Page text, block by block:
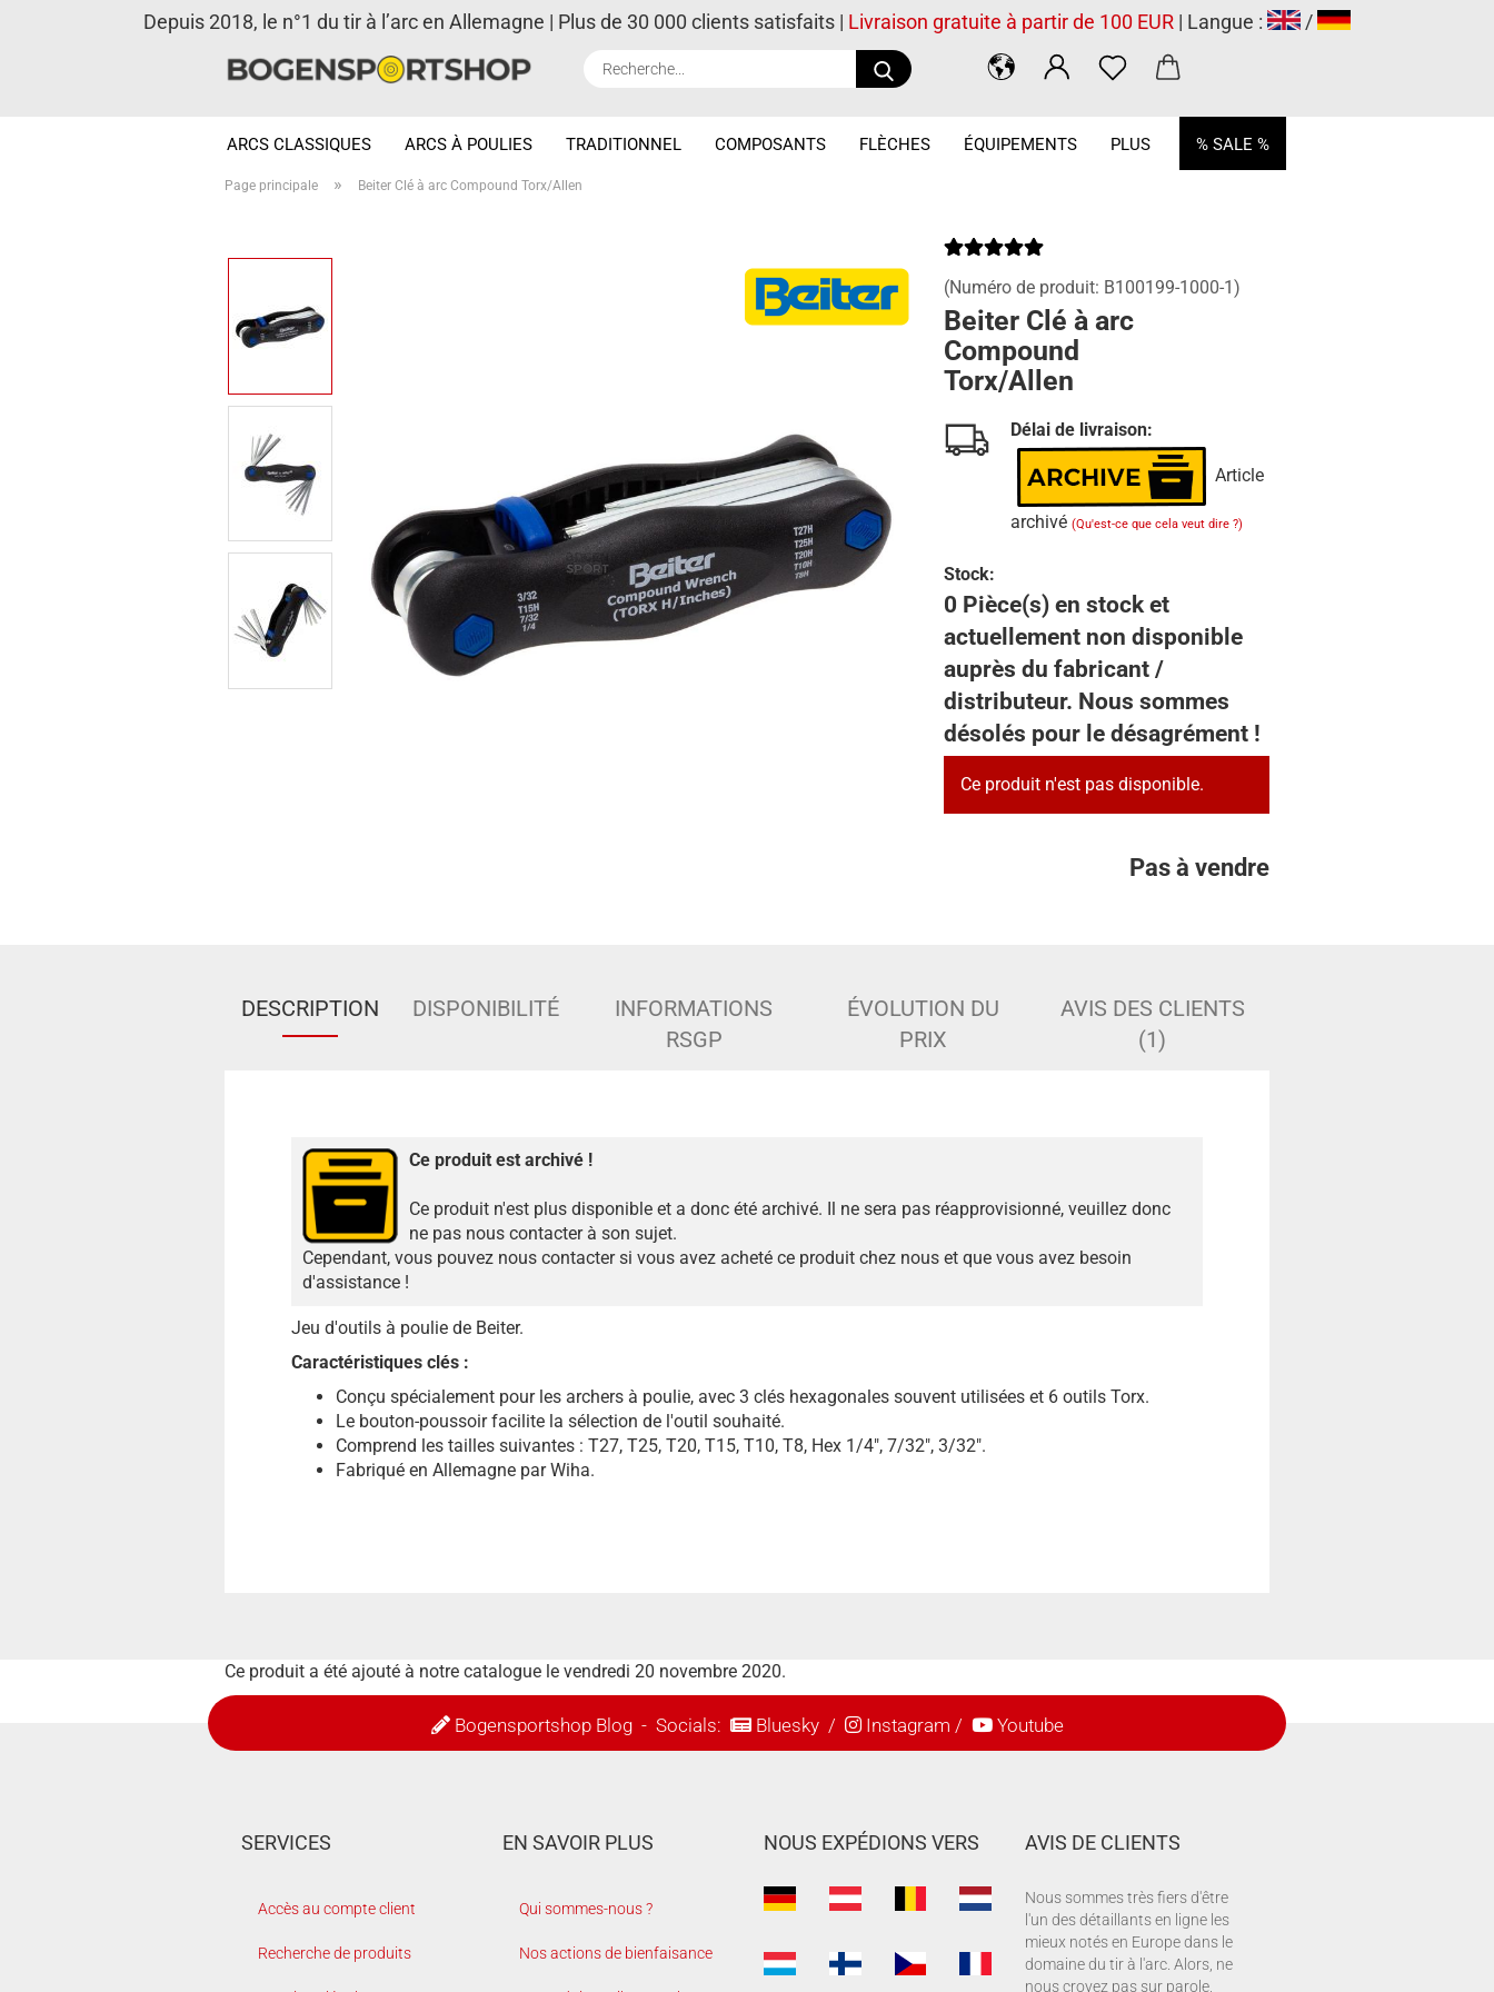
Recherche...
Depuis 2018, le n°1 du tir à l’arc en Allemagne | Plus de 30 000 clients satisfaits | Livraison gratuite à partir de 100 EUR | Langue : /
ARCS CLASSIQUES ARCS À POULIES TRADITIONNEL COMPOSANTS FLÈCHES ÉQUIPEMENTS % SALE %
PLUS
Page principale » Beiter Clé à arc Compound Torx/Allen
(Numéro de produit: B100199-1000-1)
Beiter Clé à arc
Compound
Torx/Allen
Délai de livraison:
Article
archivé (Qu'est-ce que cela veut dire ?)
Stock:
0 Pièce(s) en stock et
actuellement non disponible
auprès du fabricant /
distributeur. Nous sommes
désolés pour le désagrément !
Ce produit n'est pas disponible.
Pas à vendre
DESCRIPTION DISPONIBILITÉ
INFORMATIONS
RSGP
ÉVOLUTION DU
PRIX
AVIS DES CLIENTS
(1)
Ce produit est archivé !
Ce produit n'est plus disponible et a donc été archivé. Il ne sera pas réapprovisionné, veuillez donc
ne pas nous contacter à son sujet.
Cependant, vous pouvez nous contacter si vous avez acheté ce produit chez nous et que vous avez besoin
d'assistance !
Jeu d'outils à poulie de Beiter.
Caractéristiques clés :
Conçu spécialement pour les archers à poulie, avec 3 clés hexagonales souvent utilisées et 6 outils Torx.
Le bouton-poussoir facilite la sélection de l'outil souhaité.
Comprend les tailles suivantes : T27, T25, T20, T15, T10, T8, Hex 1/4", 7/32", 3/32".
Fabriqué en Allemagne par Wiha.
Ce produit a été ajouté à notre catalogue le vendredi 20 novembre 2020.
Bogensportshop Blog- Socials: Bluesky/ Instagram / Youtube
SERVICES
Accès au compte client
Recherche de produits
EN SAVOIR PLUS
Qui sommes-nous ?
Nos actions de bienfaisance
NOUS EXPÉDIONS VERS AVIS DE CLIENTS
Nous sommes très fiers d'être
l'un des détaillants en ligne les
mieux notés en Europe dans le
domaine du tir à l'arc. Alors, ne
nous croyez pas sur parole,